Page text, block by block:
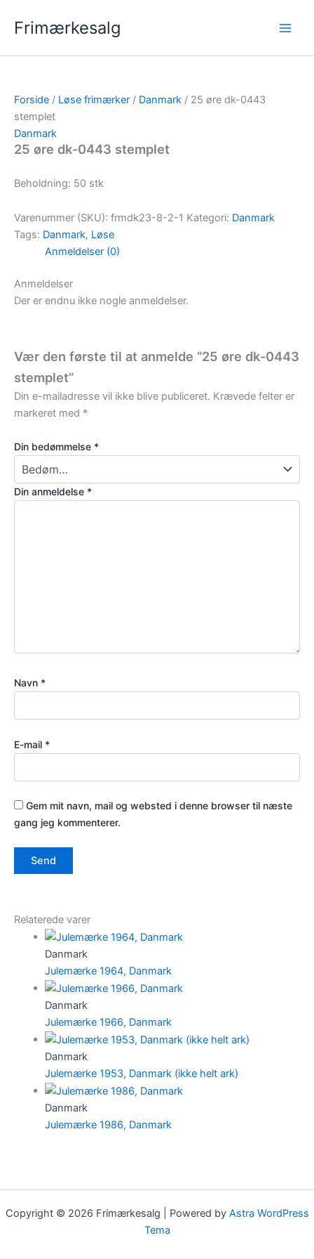
Frimærkesalg
Forside / Løse frimærker / Danmark / 25 øre dk-0443
stemplet
Danmark
25 øre dk-0443 stemplet
Beholdning: 50 stk
Varenummer (SKU): frmdk23-8-2-1 Kategori: Danmark
Tags: Danmark, Løse
Anmeldelser (0)
Anmeldelser
Der er endnu ikke nogle anmeldelser.
Vær den første til at anmelde “25 øre dk-0443
stemplet”
Din e-mailadresse vil ikke blive publiceret. Krævede felter er
markeret med *
Din bedømmelse *
Din anmeldelse *
Navn *
E-mail *
Gem mit navn, mail og websted i denne browser til næste
gang jeg kommenterer.
Relaterede varer
Danmark
Julemærke 1964, Danmark
Danmark
Julemærke 1966, Danmark
Danmark
Julemærke 1953, Danmark (ikke helt ark)
Danmark
Julemærke 1986, Danmark
Copyright © 2026 Frimærkesalg | Powered by Astra WordPress
Tema